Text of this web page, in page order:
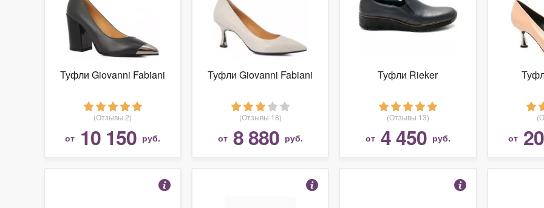
Туфли Giovanni Fabiani
(Отзывы 2)
от 10 150 руб.
Туфли Giovanni Fabiani
(Отзывы 18)
от 8 880 руб.
Туфли Rieker
(Отзывы 13)
от 4 450 руб. от